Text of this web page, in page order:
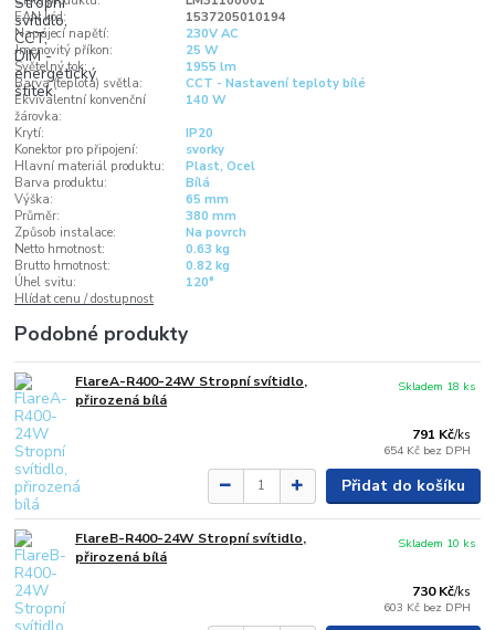
EAN kód:
1537205010194
Napájecí napětí:
230V AC
Jmenovitý příkon:
25 W
Světelný tok:
1955 lm
Barva (teplota) světla:
CCT - Nastavení teploty bílé
Ekvivalentní konvenční
žárovka:
140 W
Krytí:
IP20
Konektor pro připojení:
svorky
Hlavní materiál produktu:
Plast, Ocel
Barva produktu:
Bílá
Výška:
65 mm
Průměr:
380 mm
Způsob instalace:
Na povrch
Netto hmotnost:
0.63 kg
Brutto hmotnost:
0.82 kg
Úhel svitu:
120°
Hlídat cenu / dostupnost
Podobné produkty
FlareA-R400-24W Stropní svítidlo,
přirozená bílá
791 Kč/ks
654 Kč bez DPH
Skladem 18 ks
Přidat do košíku
FlareB-R400-24W Stropní svítidlo,
přirozená bílá
730 Kč/ks
603 Kč bez DPH
Skladem 10 ks